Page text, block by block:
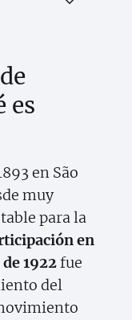
es
en São
muy
para la
en
1922fue
del